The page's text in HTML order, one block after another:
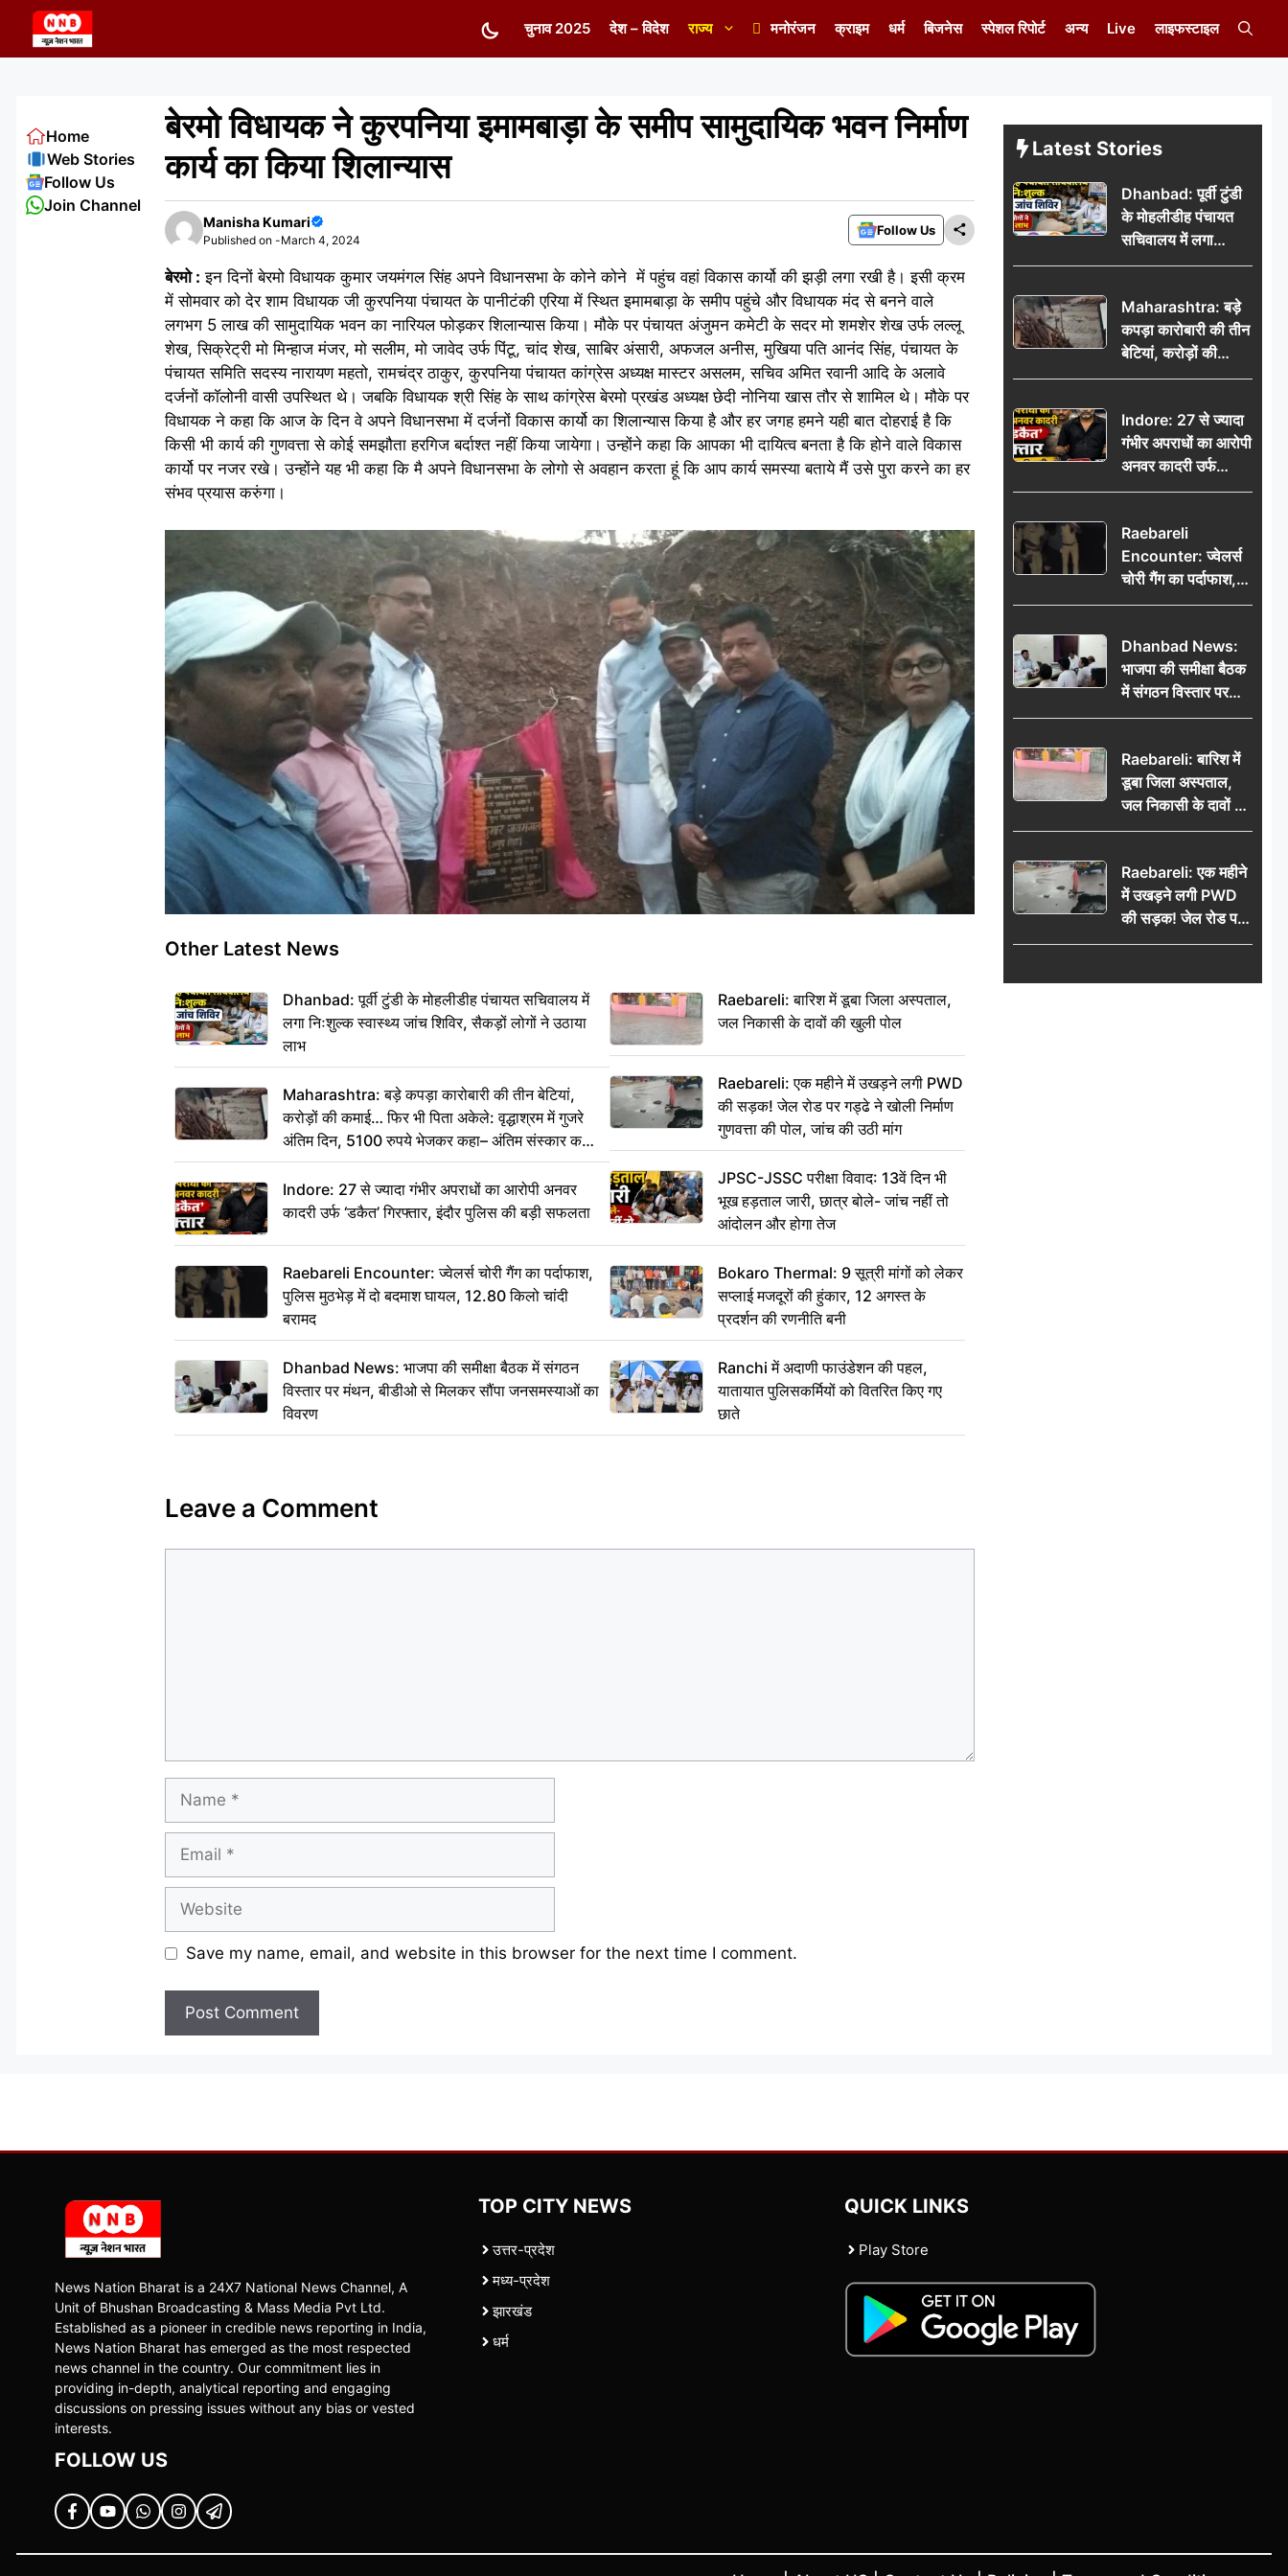
content
चुनाव 2025 देश – विदेश राज्य मनोरंजन क्राइम धर्म बिजनेस स्पेशल रिपोर्ट अन्य Live लाइफस्टाइल
बेरमो विधायक ने कुरपनिया इमामबाड़ा के समीप सामुदायिक भवन निर्माण
कार्य का किया शिलान्यास
Manisha Kumari
Published on -March 4, 2024
Follow Us
बेरमो : इन दिनों बेरमो विधायक कुमार जयमंगल सिंह अपने विधानसभा के कोने कोने में पहुंच वहां विकास कार्यो की झड़ी लगा रखी है। इसी क्रम
में सोमवार को देर शाम विधायक जी कुरपनिया पंचायत के पानीटंकी एरिया में स्थित इमामबाड़ा के समीप पहुंचे और विधायक मंद से बनने वाले
लगभग 5 लाख की सामुदायिक भवन का नारियल फोड़कर शिलान्यास किया। मौके पर पंचायत अंजुमन कमेटी के सदर मो शमशेर शेख उर्फ लल्लू
शेख, सिक्रेट्री मो मिन्हाज मंजर, मो सलीम, मो जावेद उर्फ पिंटू, चांद शेख, साबिर अंसारी, अफजल अनीस, मुखिया पति आनंद सिंह, पंचायत के
पंचायत समिति सदस्य नारायण महतो, रामचंद्र ठाकुर, कुरपनिया पंचायत कांग्रेस अध्यक्ष मास्टर असलम, सचिव अमित रवानी आदि के अलावे
दर्जनों काॅलोनी वासी उपस्थित थे। जबकि विधायक श्री सिंह के साथ कांग्रेस बेरमो प्रखंड अध्यक्ष छेदी नोनिया खास तौर से शामिल थे। मौके पर
विधायक ने कहा कि आज के दिन वे अपने विधानसभा में दर्जनों विकास कार्यो का शिलान्यास किया है और हर जगह हमने यही बात दोहराई है कि
किसी भी कार्य की गुणवत्ता से कोई समझौता हरगिज बर्दाश्त नहीं किया जायेगा। उन्होंने कहा कि आपका भी दायित्व बनता है कि होने वाले विकास
कार्यो पर नजर रखे। उन्होंने यह भी कहा कि मै अपने विधानसभा के लोगो से अवहान करता हूं कि आप कार्य समस्या बताये मैं उसे पुरा करने का हर
संभव प्रयास करुंगा।
Other Latest News
Dhanbad: पूर्वी टुंडी के मोहलीडीह पंचायत सचिवालय में
लगा निःशुल्क स्वास्थ्य जांच शिविर, सैकड़ों लोगों ने उठाया
लाभ
Maharashtra: बड़े कपड़ा कारोबारी की तीन बेटियां,
करोड़ों की कमाई… फिर भी पिता अकेले: वृद्धाश्रम में गुजरे
अंतिम दिन, 5100 रुपये भेजकर कहा– अंतिम संस्कार कर
दीजिए हम नहीं आ पाएंगे
Indore: 27 से ज्यादा गंभीर अपराधों का आरोपी अनवर
कादरी उर्फ ‘डकैत’ गिरफ्तार, इंदौर पुलिस की बड़ी सफलता
Raebareli Encounter: ज्वेलर्स चोरी गैंग का पर्दाफाश,
पुलिस मुठभेड़ में दो बदमाश घायल, 12.80 किलो चांदी
बरामद
Dhanbad News: भाजपा की समीक्षा बैठक में संगठन
विस्तार पर मंथन, बीडीओ से मिलकर सौंपा जनसमस्याओं का
विवरण
Raebareli: बारिश में डूबा जिला अस्पताल,
जल निकासी के दावों की खुली पोल
Raebareli: एक महीने में उखड़ने लगी PWD
की सड़क! जेल रोड पर गड्ढे ने खोली निर्माण
गुणवत्ता की पोल, जांच की उठी मांग
JPSC-JSSC परीक्षा विवाद: 13वें दिन भी
भूख हड़ताल जारी, छात्र बोले- जांच नहीं तो
आंदोलन और होगा तेज
Bokaro Thermal: 9 सूत्री मांगों को लेकर
सप्लाई मजदूरों की हुंकार, 12 अगस्त के
प्रदर्शन की रणनीति बनी
Ranchi में अदाणी फाउंडेशन की पहल,
यातायात पुलिसकर्मियों को वितरित किए गए
छाते
Leave a Comment
Name
Email
Website
Save my name, email, and website in this browser for the next time I comment.
Home
Web Stories
Follow Us
Join Channel
Latest Stories
Dhanbad: पूर्वी टुंडी
के मोहलीडीह पंचायत
सचिवालय में लगा
निःशुल्क स्वास्थ्य जांच
उठाया लाभ
Maharashtra: बड़े
कपड़ा कारोबारी की तीन
बेटियां, करोड़ों की
कमाई… फिर भी पिता
अंतिम दिन, 5100 रुपये
भेजकर कहा– अंतिम
संस्कार कर दीजिए हम
नहीं आ पाएंगे
Indore: 27 से ज्यादा
गंभीर अपराधों का आरोपी
अनवर कादरी उर्फ
‘डकैत’ गिरफ्तार, इंदौर
Raebareli
Encounter: ज्वेलर्स
चोरी गैंग का पर्दाफाश,
पुलिस मुठभेड़ में दो
किलो चांदी बरामद
Dhanbad News:
भाजपा की समीक्षा बैठक
में संगठन विस्तार पर
मंथन, बीडीओ से
जनसमस्याओं का विवरण
Raebareli: बारिश में
डूबा जिला अस्पताल,
जल निकासी के दावों की
खुली पोल
Raebareli: एक महीने
में उखड़ने लगी PWD
की सड़क! जेल रोड पर
गड्ढे ने खोली निर्माण
की उठी मांग
News Nation Bharat is a 24X7 National News Channel, A
Unit of Bhushan Broadcasting & Mass Media Pvt Ltd.
Established as a pioneer in credible news reporting in India,
News Nation Bharat has emerged as the most respected
news channel in the country. Our commitment lies in
providing in-depth, analytical reporting and engaging
discussions on pressing issues without any bias or vested
interests.
FOLLOW US
TOP CITY NEWS
उत्तर-प्रदेश
मध्य-प्रदेश
झारखंड
धर्म
QUICK LINKS
Play Store